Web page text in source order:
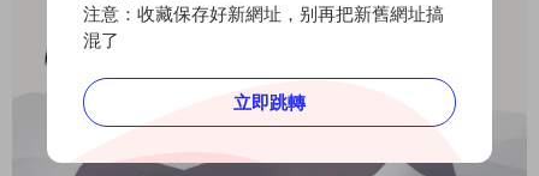
注意：收藏保存好新網址，别再把新舊網址搞
混了
立即跳轉